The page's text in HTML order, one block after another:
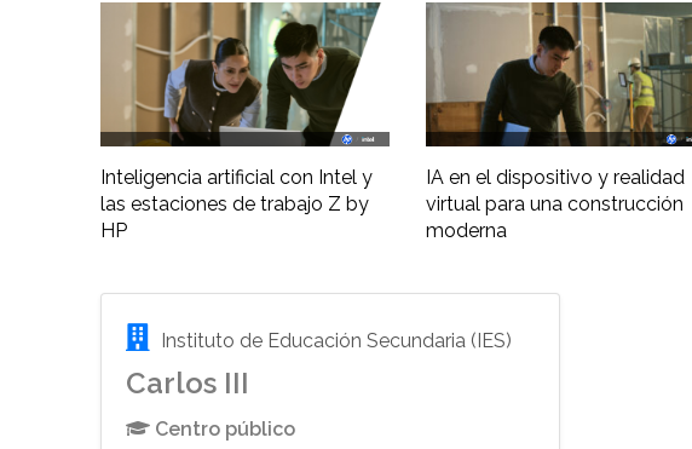
Inteligencia artificial con Intel y
las estaciones de trabajo Z by
HP
IA en el dispositivo y realidad
virtual para una construcción
moderna
Instituto de Educación Secundaria (IES)
Carlos III
Centro público